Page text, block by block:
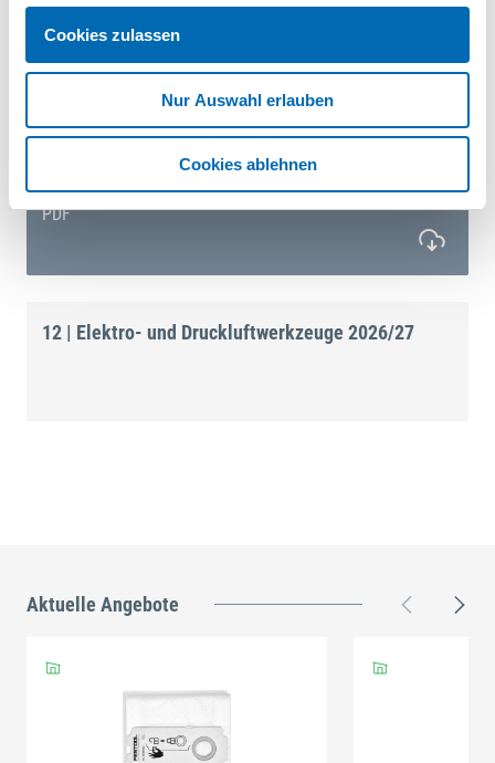
Cookies zulassen
Nur Auswahl erlauben
Cookies ablehnen
Betriebsanleitung
PDF
Beilageblatt
PDF
12 | Elektro- und Druckluftwerkzeuge 2026/27
Aktuelle Angebote